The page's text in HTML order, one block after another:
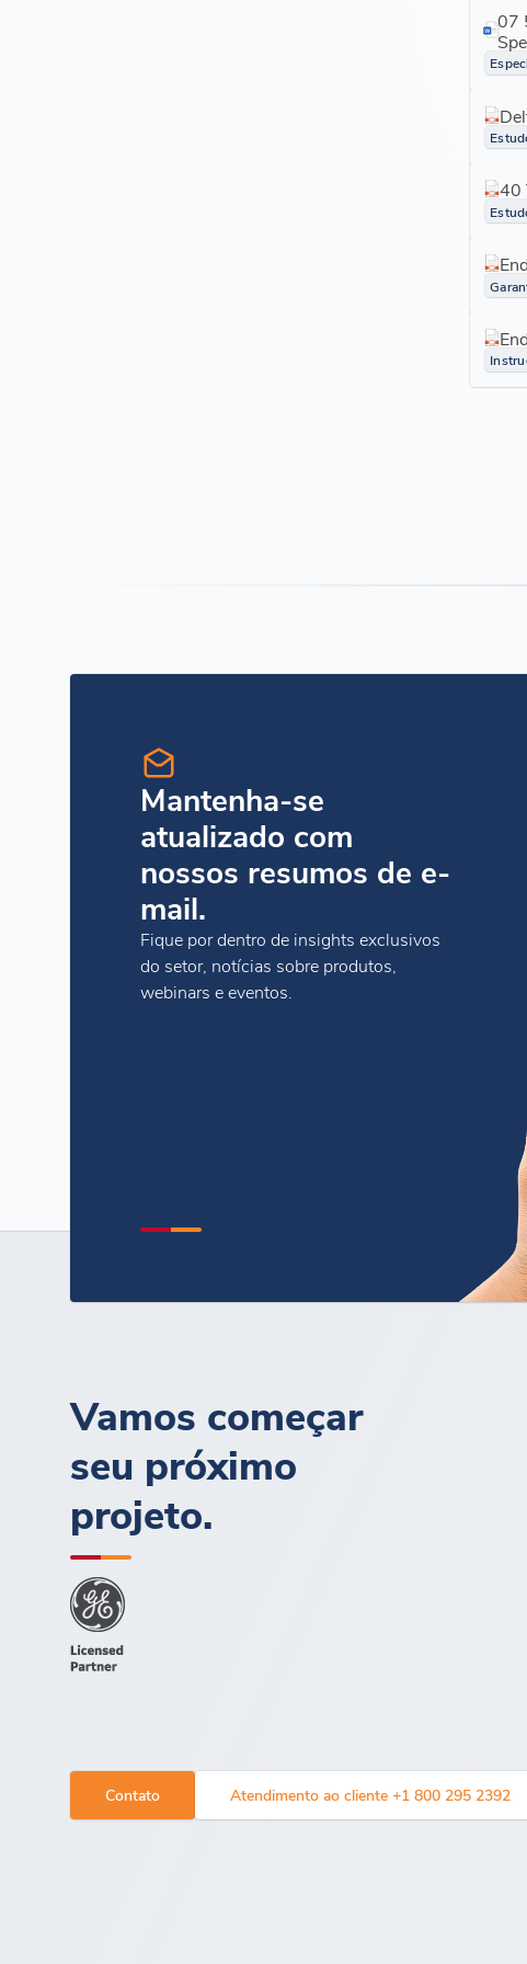
07
40
Mantenha-se
atualizado com
nossos resumos de e-
mail.
Fique por dentro de insights exclusivos
do setor, notícias sobre produtos,
webinars e eventos.
Vamos começar
seu próximo
projeto.
Contato Atendimento ao cliente +1 800 295 2392